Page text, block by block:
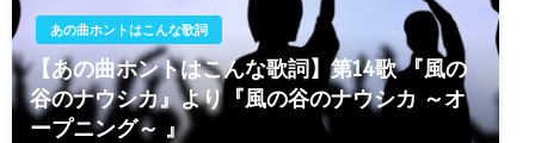
あの曲ホントはこんな歌詞
【あの曲ホントはこんな歌詞】第14歌 『風の
谷のナウシカ』より『風の谷のナウシカ ～オ
ープニング～ 』